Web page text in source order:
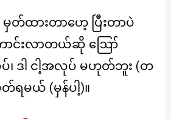
တ်ထားတာဟေ့ ပြီးတာပဲ
ောင်းလာတယ်ဆို ဪ
ဒါ ငါ့အလုပ် မဟုတ်ဘူး (တ
ရမယ် (မှန်ပါ့)။